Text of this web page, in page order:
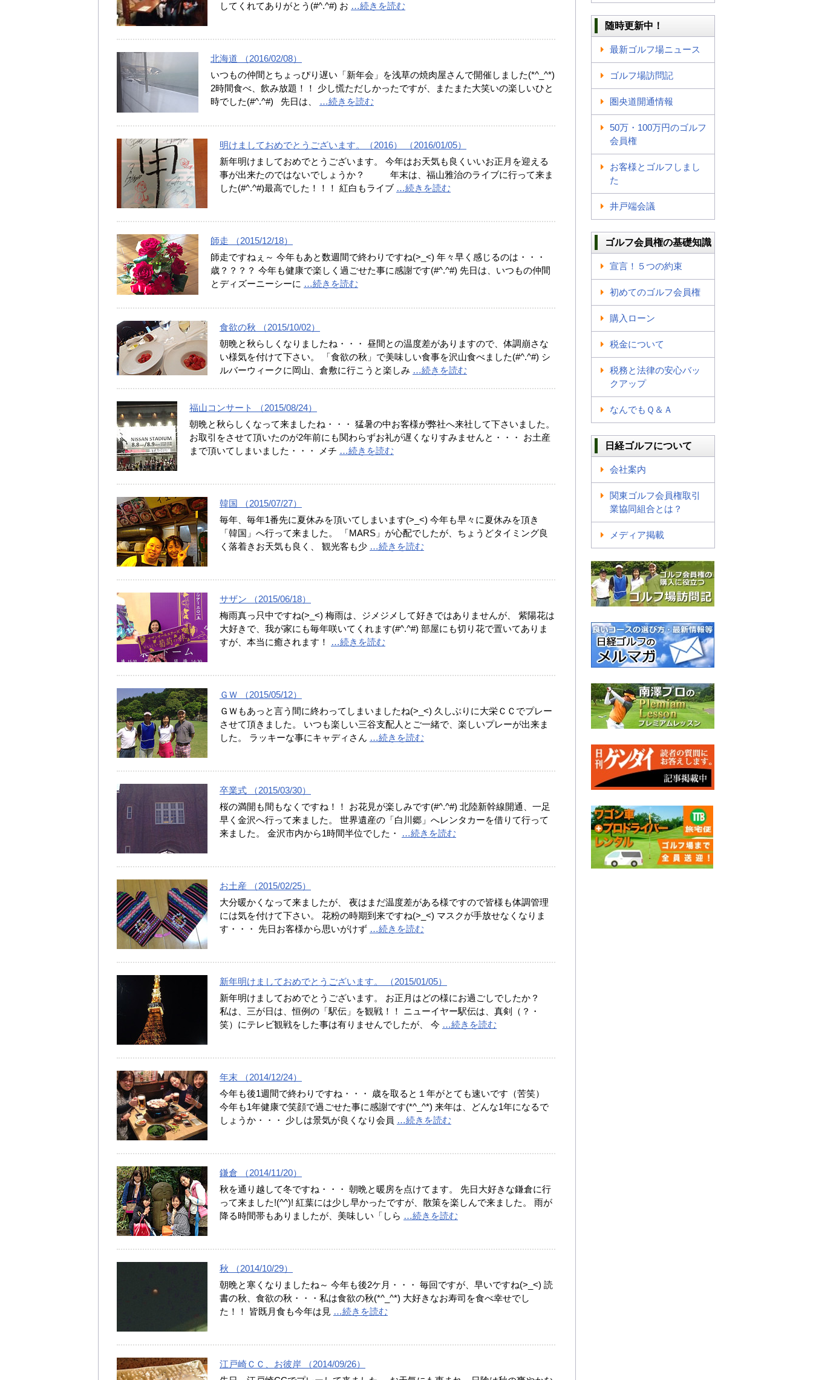
してくれてありがとう(#^.^#) お …続きを読む
北海道 （2016/02/08）
いつもの仲間とちょっぴり遅い「新年会」を浅草の焼肉屋さんで開催しました(*^_^*)
2時間食べ、飲み放題！！ 少し慌ただしかったですが、またまた大笑いの楽しいひと
時でした(#^.^#) 先日は、
…続きを読む
明けましておめでとうございます。（2016） （2016/01/05）
新年明けましておめでとうございます。 今年はお天気も良くいいお正月を迎える
事が出来たのではないでしょうか？ 年末は、福山雅治のライブに行って来ま
した(#^.^#)最高でした！！！ 紅白もライブ …続きを読む
師走 （2015/12/18）
師走ですねぇ～ 今年もあと数週間で終わりですね(>_<) 年々早く感じるのは・・・
歳？？？？ 今年も健康で楽しく過ごせた事に感謝です(#^.^#) 先日は、いつもの仲間
とディズーニーシーに …続きを読む
食欲の秋 （2015/10/02）
朝晩と秋らしくなりましたね・・・ 昼間との温度差がありますので、体調崩さな
い様気を付けて下さい。 「食欲の秋」で美味しい食事を沢山食べました(#^.^#) シ
ルバーウィークに岡山、倉敷に行こうと楽しみ …続きを読む
福山コンサート （2015/08/24）
朝晩と秋らしくなって来ましたね・・・ 猛暑の中お客様が弊社へ来社して下さいました。
お取引をさせて頂いたのが2年前にも関わらずお礼が遅くなりすみませんと・・・ お土産
まで頂いてしまいました・・・ メチ …続きを読む
韓国 （2015/07/27）
毎年、毎年1番先に夏休みを頂いてしまいます(>_<) 今年も早々に夏休みを頂き
「韓国」へ行って来ました。 「MARS」が心配でしたが、ちょうどタイミング良
く落着きお天気も良く、 観光客も少 …続きを読む
サザン （2015/06/18）
梅雨真っ只中ですね(>_<) 梅雨は、ジメジメして好きではありませんが、 紫陽花は
大好きで、我が家にも毎年咲いてくれます(#^.^#) 部屋にも切り花で置いてありま
すが、本当に癒されます！
…続きを読む
ＧＷ （2015/05/12）
ＧＷもあっと言う間に終わってしまいましたね(>_<) 久しぶりに大栄ＣＣでプレー
させて頂きました。 いつも楽しい三谷支配人とご一緒で、楽しいプレーが出来ま
した。 ラッキーな事にキャディさん …続きを読む
卒業式 （2015/03/30）
桜の満開も間もなくですね！！ お花見が楽しみです(#^.^#) 北陸新幹線開通、一足
早く金沢へ行って来ました。 世界遺産の「白川郷」へレンタカーを借りて行って
来ました。 金沢市内から1時間半位でした・
…続きを読む
お土産 （2015/02/25）
大分暖かくなって来ましたが、 夜はまだ温度差がある様ですので皆様も体調管理
には気を付けて下さい。 花粉の時期到来ですね(>_<) マスクが手放せなくなりま
す・・・ 先日お客様から思いがけず …続きを読む
新年明けましておめでとうございます。 （2015/01/05）
新年明けましておめでとうございます。 お正月はどの様にお過ごしでしたか？
私は、三が日は、恒例の「駅伝」を観戦！！ ニューイヤー駅伝は、真剣（？・
笑）にテレビ観戦をした事は有りませんでしたが、 今 …続きを読む
年末 （2014/12/24）
今年も後1週間で終わりですね・・・ 歳を取ると１年がとても速いです（苦笑）
今年も1年健康で笑顔で過ごせた事に感謝です(*^_^*) 来年は、どんな1年になるで
しょうか・・・ 少しは景気が良くなり会員 …続きを読む
鎌倉 （2014/11/20）
秋を通り越して冬ですね・・・ 朝晩と暖房を点けてます。 先日大好きな鎌倉に行
って来ました!(^^)! 紅葉には少し早かったですが、散策を楽しんで来ました。 雨が
降る時間帯もありましたが、美味しい「しら …続きを読む
秋 （2014/10/29）
朝晩と寒くなりましたね～ 今年も後2ケ月・・・ 毎回ですが、早いですね(>_<) 読
書の秋、食欲の秋・・・私は食欲の秋(*^_^*) 大好きなお寿司を食べ幸せでし
た！！ 皆既月食も今年は見 …続きを読む
江戸崎ＣＣ、お彼岸 （2014/09/26）
随時更新中！
最新ゴルフ場ニュース
ゴルフ場訪問記
圏央道開通情報
50万・100万円のゴルフ
会員権
お客様とゴルフしまし
た
井戸端会議
ゴルフ会員権の基礎知識
宣言！５つの約束
初めてのゴルフ会員権
購入ローン
税金について
税務と法律の安心バッ
クアップ
なんでもＱ＆Ａ
日経ゴルフについて
会社案内
関東ゴルフ会員権取引
業協同組合とは？
メディア掲載